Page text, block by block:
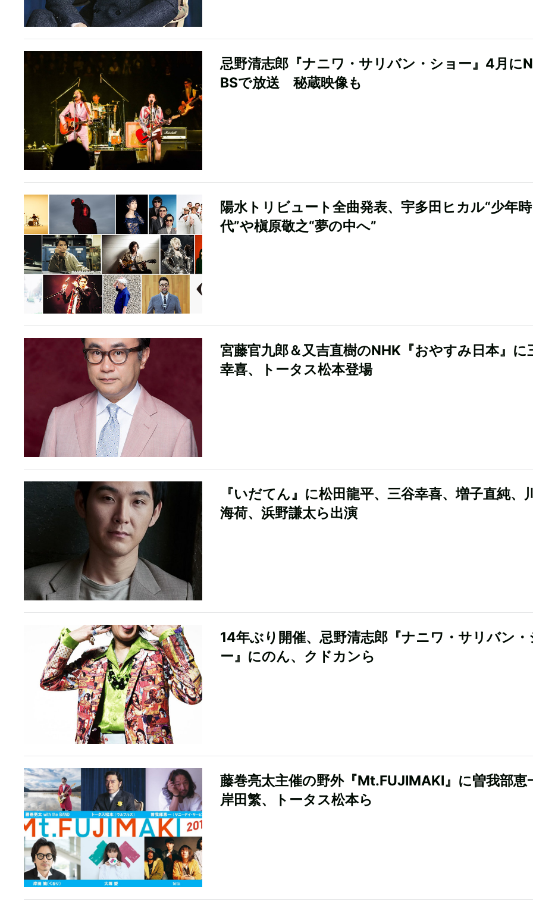
忌野清志郎『ナニワ・サリバン・ショー』4月に
BSで放送 秘蔵映像も
陽水トリビュート全曲発表、宇多田ヒカル“少年時
代”や槇原敬之“夢の中へ”
宮藤官九郎＆又吉直樹のNHK『おやすみ日本』に
幸喜、トータス松本登場
『いだてん』に松田龍平、三谷幸喜、増子直純、
海荷、浜野謙太ら出演
14年ぶり開催、忌野清志郎『ナニワ・サリバン・
ー』にのん、クドカンら
藤巻亮太主催の野外『Mt.FUJIMAKI』に曽我部恵
岸田繁、トータス松本ら